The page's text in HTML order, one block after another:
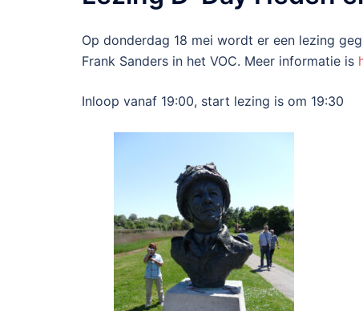
Op donderdag 18 mei wordt er een lezing
Frank Sanders in het VOC. Meer informatie is
Inloop vanaf 19:00, start lezing is om 19:30